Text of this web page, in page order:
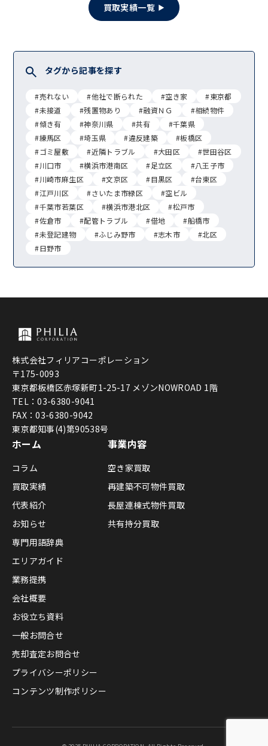
買取実績一覧
タグから記事を探す
#売れない #他社で断られた #空き家
#東京都
#未接道
#残置物あり #融資ＮＧ
#相続物件
#傾き有
#神奈川県 #共有
#千葉県
#練馬区
#埼玉県 #違反建築
#板橋区
#ゴミ屋敷
#近隣トラブル #大田区
#世田谷区
#川口市
#横浜市港南区 #足立区
#八王子市
#川崎市麻生区
#文京区 #目黒区
#台東区
#江戸川区
#さいたま市緑区
#空ビル
#千葉市若葉区
#横浜市港北区
#松戸市
#佐倉市
#配管トラブル #借地
#船橋市
#未登記建物
#ふじみ野市 #志木市
#北区
#日野市
株式会社フィリアコーポレーション
〒175-0093
東京都板橋区赤塚新町1-25-17 メゾンNOWROAD 1階
TEL：03-6380-9041
FAX：03-6380-9042
東京都知事(4)第90538号
ホーム
コラム
買取実績
代表紹介
お知らせ
専門用語辞典
エリアガイド
業務提携
会社概要
お役立ち資料
一般お問合せ
売却査定お問合せ
プライバシーポリシー
コンテンツ制作ポリシー
事業内容
空き家買取
再建築不可物件買取
長屋連棟式物件買取
共有持分買取